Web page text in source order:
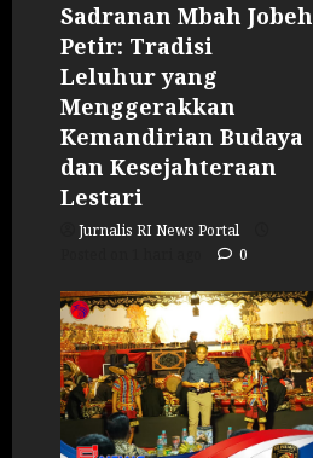
Sadranan Mbah Jobeh
Petir: Tradisi
Leluhur yang
Menggerakkan
Kemandirian Budaya
dan Kesejahteraan
Lestari
Jurnalis RI News Portal
0